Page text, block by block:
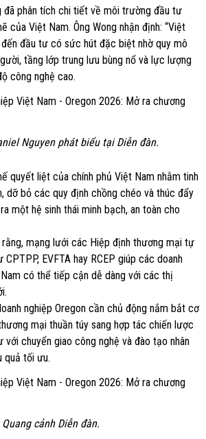
đã phân tích chi tiết về môi trường đầu tư
của Việt Nam. Ông Wong nhận định: “Việt
đầu tư có sức hút đặc biệt nhờ quy mô
tầng lớp trung lưu bùng nổ và lực lượng
công nghệ cao.
Nguyen phát biểu tại Diễn đàn.
quyết liệt của chính phủ Việt Nam nhằm tinh
dỡ bỏ các quy định chồng chéo và thúc đẩy
một hệ sinh thái minh bạch, an toàn cho
rằng, mạng lưới các Hiệp định thương mại tự
EVFTA hay RCEP giúp các doanh
có thể tiếp cận dễ dàng với các thị
nghiệp Oregon cần chủ động nắm bắt cơ
mại thuần túy sang hợp tác chiến lược
với chuyển giao công nghệ và đào tạo nhân
quả tối ưu.
Quang cảnh Diễn đàn.